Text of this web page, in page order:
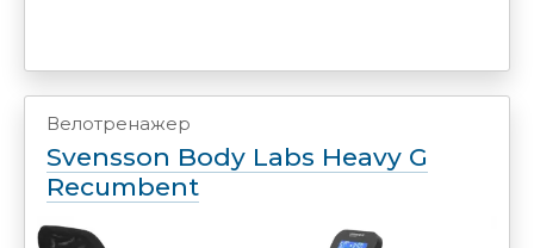
Велотренажер
Svensson Body Labs Heavy G
Recumbent